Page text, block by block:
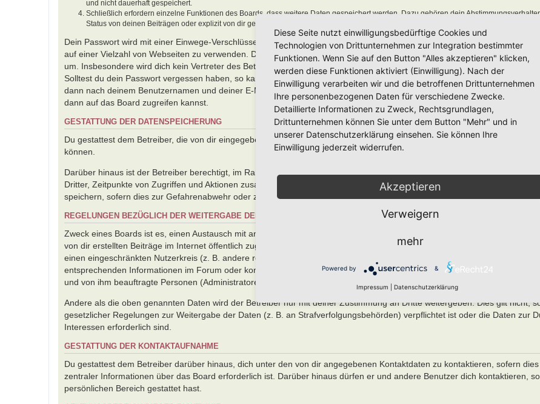
und nicht dauerhaft gespeichert.
Schließlich erfordern einzelne Funktionen des Boards, dass weitere Daten gespeichert werden. Dazu gehören dein
Status von deinen Beiträgen oder explizit von dir gesetzte Lesezeichen oder Benachrichtigungsfunktionen.
Dein Passwort wird mit einer Einwege-Verschlüsselung (Hash) gespeichert, so dass es sicher ist. Jedoch wird dir
auf einer Vielzahl von Webseiten zu verwenden. Das Passwort ist dein Schlüssel zu deinem Benutzerkonto für das Board,
um. Insbesondere wird dich kein Vertreter des Betreibers, von phpBB Limited oder ein Dritter berechtigterweise nach
Solltest du dein Passwort vergessen haben, so kannst du die Funktion „Ich habe mein Passwort vergessen“ benutzen. Die
dann nach deinem Benutzernamen und deiner E-Mail-Adresse und sendet anschließend ein neu generiertes Passwort an
dann auf das Board zugreifen kannst.
GESTATTUNG DER DATENSPEICHERUNG
Du gestattest dem Betreiber, die von dir eingegebenen und oben näher spezifizierten Daten zu speichern, um das Board
können.
Darüber hinaus ist der Betreiber berechtigt, im Rahmen einer Interessenabwägung zwischen deinen und seinen Interessen
Dritter, Zeitpunkte von Zugriffen und Aktionen zusammen mit deiner IP-Adresse und der von deinem Browser übermittelter
speichern, sofern dies zur Gefahrenabwehr oder zur rechtlichen Nachverfolgbarkeit notwendig ist.
REGELUNGEN BEZÜGLICH DER WEITERGABE DEINER DATEN
Zweck eines Boards ist es, einen Austausch mit anderen Personen zu ermöglichen. Du bist dir daher bewusst, dass die
von dir erstellten Beiträge im Internet öffentlich zugänglich sein können. Der Betreiber kann jedoch festlegen, dass
einen eingeschränkten Nutzerkreis (z. B. andere registrierte Benutzer, Administratoren etc.) zugänglich sind. Wenn du
entsprechenden Informationen im Forum oder kontaktiere den Betreiber. Die E-Mail-Adresse aus deinem Profil ist dabei
und von ihm beauftragte Personen (Administratoren) zugänglich.
Andere als die oben genannten Daten wird der Betreiber nur mit deiner Zustimmung an Dritte weitergeben. Dies gilt nicht,
gesetzlicher Regelungen zur Weitergabe der Daten (z. B. an Strafverfolgungsbehörden) verpflichtet ist oder die Daten zur
Interessen erforderlich sind.
GESTATTUNG DER KONTAKTAUFNAHME
Du gestattest dem Betreiber darüber hinaus, dich unter den von dir angegebenen Kontaktdaten zu kontaktieren, sofern
zentraler Informationen über das Board erforderlich ist. Darüber hinaus dürfen er und andere Benutzer dich kontaktieren,
persönlichen Bereich gestattet hast.
Diese Seite nutzt einwilligungsbedürftige Cookies und
Technologien von Drittunternehmen zur Integration bestimmter
Funktionen. Wenn Sie auf den Button "Alles akzeptieren" klicken,
werden diese Funktionen aktiviert (Einwilligung). Nach der
Einwilligung verarbeiten wir und die betroffenen Drittunternehmen
Ihre personenbezogenen Daten für verschiedene Zwecke.
Detaillierte Informationen zu Zweck, Rechtsgrundlagen,
Drittunternehmen können Sie unter dem Button "Mehr" und in
unserer Datenschutzerklärung einsehen. Sie können Ihre
Einwilligung jederzeit widerrufen.
Akzeptieren
Verweigern
mehr
Powered by &
Impressum Datenschutzerklärung